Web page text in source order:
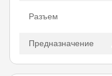
Разъем
Предназначение